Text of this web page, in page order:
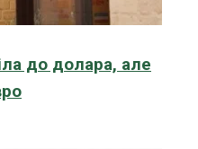
до долара, але